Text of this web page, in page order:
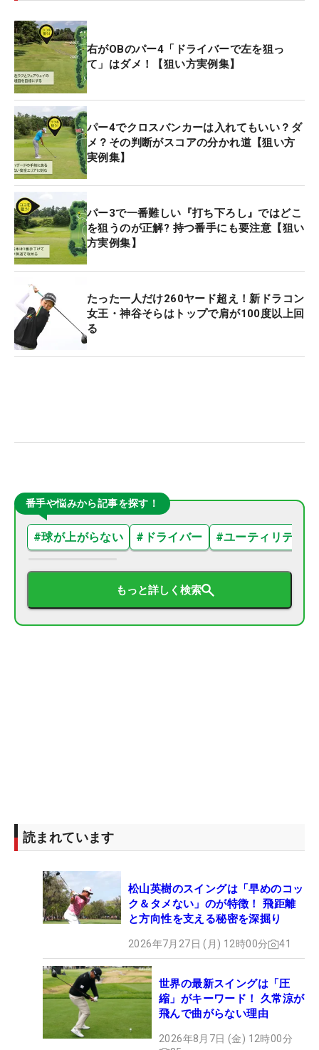
右がOBのパー4「ドライバーで左を狙っ
て」はダメ！【狙い方実例集】
パー4でクロスバンカーは入れてもいい？ダ
メ？その判断がスコアの分かれ道【狙い方
実例集】
パー3で一番難しい『打ち下ろし』ではどこ
を狙うのが正解? 持つ番手にも要注意【狙い
方実例集】
たった一人だけ260ヤード超え！新ドラコン
女王・神谷そらはトップで肩が100度以上回
る
番手や悩みから記事を探す！
#球が上がらない # ドライバー #ユーティリティ
もっと詳しく検索
読まれています
松山英樹のスイングは「早めのコッ
ク＆タメない」のが特徴！ 飛距離
と方向性を支える秘密を深掘り
2026年7月27日 (月) 12時00分 41
世界の最新スイングは「圧
縮」がキーワード！ 久常涼が
飛んで曲がらない理由
2026年8月7日 (金) 12時00分